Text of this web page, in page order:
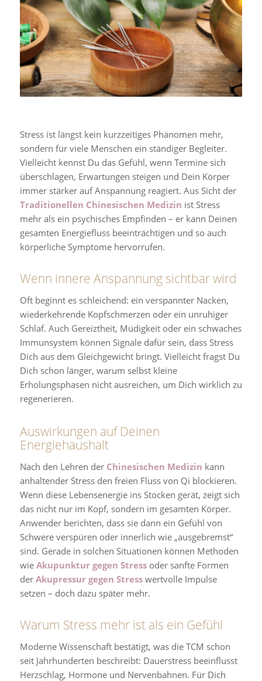
Stress ist längst kein kurzzeitiges Phänomen mehr,
sondern für viele Menschen ein ständiger Begleiter.
Vielleicht kennst Du das Gefühl, wenn Termine sich
überschlagen, Erwartungen steigen und Dein Körper
immer stärker auf Anspannung reagiert. Aus Sicht der
Traditionellen Chinesischen Medizin ist Stress
mehr als ein psychisches Empfinden – er kann Deinen
gesamten Energiefluss beeinträchtigen und so auch
körperliche Symptome hervorrufen.
Wenn innere Anspannung sichtbar wird
Oft beginnt es schleichend: ein verspannter Nacken,
wiederkehrende Kopfschmerzen oder ein unruhiger
Schlaf. Auch Gereiztheit, Müdigkeit oder ein schwaches
Immunsystem können Signale dafür sein, dass Stress
Dich aus dem Gleichgewicht bringt. Vielleicht fragst Du
Dich schon länger, warum selbst kleine
Erholungsphasen nicht ausreichen, um Dich wirklich zu
regenerieren.
Auswirkungen auf Deinen
Energiehaushalt
Nach den Lehren der Chinesischen Medizin kann
anhaltender Stress den freien Fluss von Qi blockieren.
Wenn diese Lebensenergie ins Stocken gerät, zeigt sich
das nicht nur im Kopf, sondern im gesamten Körper.
Anwender berichten, dass sie dann ein Gefühl von
Schwere verspüren oder innerlich wie „ausgebremst“
sind. Gerade in solchen Situationen können Methoden
wie Akupunktur gegen Stressoder sanfte Formen
der Akupressur gegen Stresswertvolle Impulse
setzen – doch dazu später mehr.
Warum Stress mehr ist als ein Gefühl
Moderne Wissenschaft bestätigt, was die TCM schon
seit Jahrhunderten beschreibt: Dauerstress beeinflusst
Herzschlag, Hormone und Nervenbahnen. Für Dich